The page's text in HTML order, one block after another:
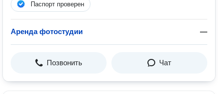
Паспорт проверен
Аренда фотостудии —
Позвонить Чат